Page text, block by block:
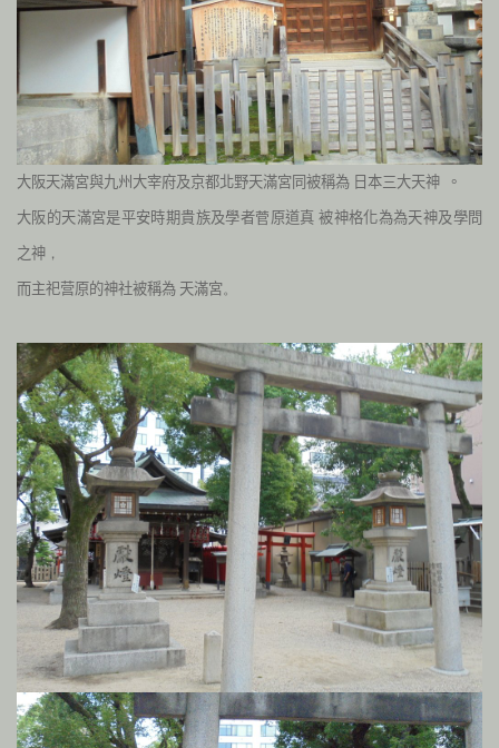
大阪天滿宮與九州大宰府及京都北野天滿宮同被稱為 日本三大天神 。
大阪的天滿宮是平安時期貴族及學者菅 原道真 被神格化為為天神及學問
之神 ，
而主祀营原的神社被稱為 天滿宮。